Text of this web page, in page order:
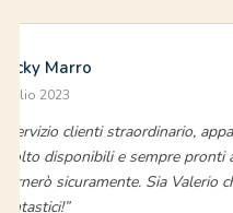
Nicky Marro
luglio 2023
“Servizio clienti straordinario,
Molto disponibili e sempre pronti
Tornerò sicuramente. Sia Valerio
fantastici!”